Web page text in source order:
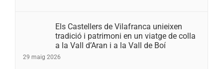
Els Castellers de Vilafranca unieixen
tradició i patrimoni en un viatge de colla
a la Vall d’Aran i a la Vall de Boí
29 maig 2026